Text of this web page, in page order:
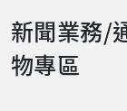
新聞業務/
物專區